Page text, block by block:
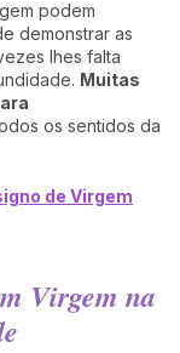
podem
demonstrar as
lhes falta
Muitas
os sentidos da
de Virgem
Virgem na